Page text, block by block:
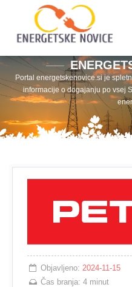
Portal energetskenovice.si je
informacije o dogajanju po vsej
Objavljeno: 2024-11-15
Čas branja:4 minut